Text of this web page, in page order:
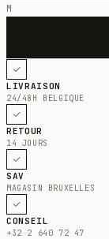
M
LIVRAISON
24/48H BELGIQUE
RETOUR
14 JOURS
SAV
MAGASIN BRUXELLES
CONSEIL
+32 2 640 72 47